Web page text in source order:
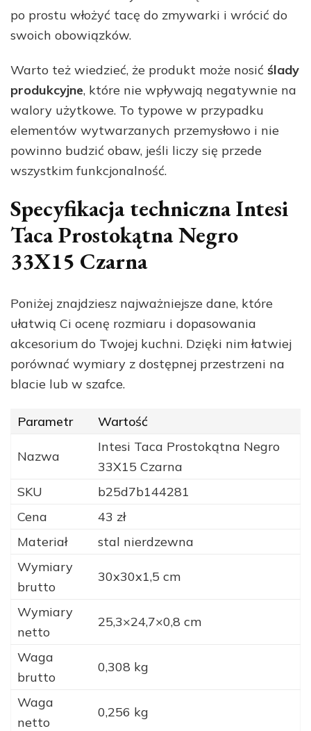
po prostu włożyć tacę do zmywarki i wrócić do
swoich obowiązków.
Warto też wiedzieć, że produkt może nosić ślady
produkcyjne, które nie wpływają negatywnie na
walory użytkowe. To typowe w przypadku
elementów wytwarzanych przemysłowo i nie
powinno budzić obaw, jeśli liczy się przede
wszystkim funkcjonalność.
Specyfikacja techniczna Intesi
Taca Prostokątna Negro
33X15 Czarna
Poniżej znajdziesz najważniejsze dane, które
ułatwią Ci ocenę rozmiaru i dopasowania
akcesorium do Twojej kuchni. Dzięki nim łatwiej
porównać wymiary z dostępnej przestrzeni na
blacie lub w szafce.
Parametr Wartość
Nazwa
Intesi Taca Prostokątna Negro
33X15 Czarna
SKU
b25d7b144281
Cena
43 zł
Materiał
stal nierdzewna
Wymiary
brutto
30x30x1,5 cm
Wymiary
netto
25,3×24,7×0,8 cm
Waga
brutto
0,308 kg
Waga
netto
0,256 kg